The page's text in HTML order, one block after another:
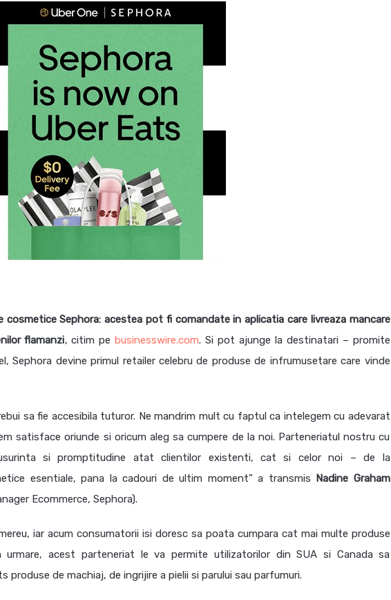
cosmetice Sephora: acestea pot fi comandate in aplicatia care livreaza mancare
flamanzi, citim pebusinesswire.com. Si pot ajunge la destinatari – promite
Sephora devine primul retailer celebru de produse de infrumusetare care vinde
sa fie accesibila tuturor. Ne mandrim mult cu faptul ca intelegem cu adevarat
satisface oriunde si oricum aleg sa cumpere de la noi. Parteneriatul nostru cu
si promptitudine atat clientilor existenti, cat si celor noi – de la
esentiale, pana la cadouri de ultim moment” a transmis Nadine Graham
Ecommerce, Sephora).
iar acum consumatorii isi doresc sa poata cumpara cat mai multe produse
urmare, acest parteneriat le va permite utilizatorilor din SUA si Canada sa
produse de machiaj, de ingrijire a pielii si parului sau parfumuri.